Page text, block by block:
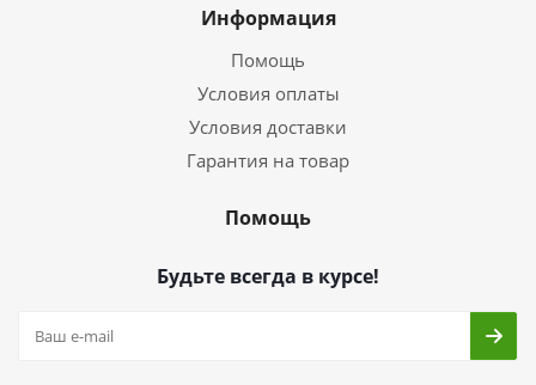
Информация
Помощь
Условия оплаты
Условия доставки
Гарантия на товар
Помощь
Будьте всегда в курсе!